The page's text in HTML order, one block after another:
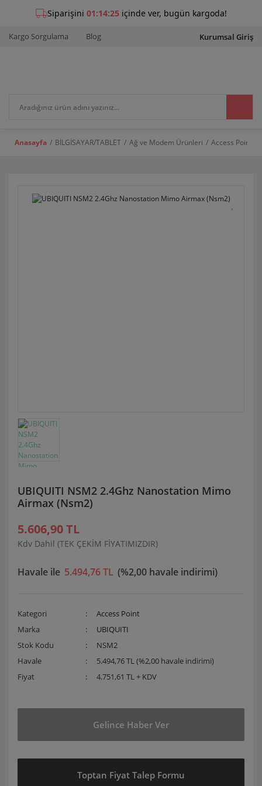
Kargo Sorgulama Blog Kurumsal Giriş
Anasayfa BİLGİSAYAR/TABLET Ağ ve Modem Ürünleri Access Point
UBIQUITI NSM2 2.4Ghz Nanostation Mimo
Airmax (Nsm2)
5.606,90 TL
Kdv Dahil (TEK ÇEKİM FİYATIMIZDIR)
Havale ile 5.494,76 TL (%2,00 havale indirimi)
Kategori
Access Point
Marka
UBIQUITI
Stok Kodu
NSM2
Havale
5.494,76 TL (%2,00 havale indirimi)
Fiyat
4.751,61 TL + KDV
Gelince Haber Ver
Toptan Fiyat Talep Formu